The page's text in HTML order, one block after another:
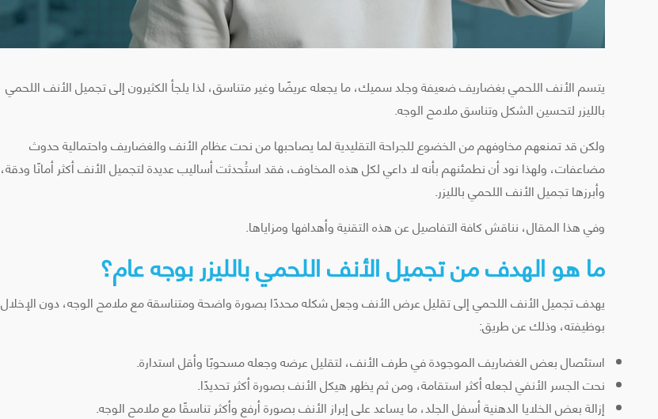
يتسم الأنف اللحمي بغضاريف ضعيفة وجلد سميك، ما يجعله عريضًا وغير متناسق، لذا يلجأ الكثيرون إلى تجميل الأنف اللحمي
بالليزر لتحسين الشكل وتناسق ملامح الوجه.
ولكن قد تمنعهم مخاوفهم من الخضوع للجراحة التقليدية لما يصاحبها من نحت عظام الأنف والغضاريف واحتمالية حدوث
مضاعفات، ولهذا نود أن نطمئنهم بأنه لا داعي لكل هذه المخاوف، فقد استُحدثت أساليب عديدة لتجميل الأنف أكثر أمانًا ودقة،
وأبرزها تجميل الأنف اللحمي بالليزر.
وفي هذا المقال، نناقش كافة التفاصيل عن هذه التقنية وأهدافها ومزاياها.
ما هو الهدف من تجميل الأنف اللحمي بالليزر بوجه عام؟
يهدف تجميل الأنف اللحمي إلى تقليل عرض الأنف وجعل شكله محددًا بصورة واضحة ومتناسقة مع ملامح الوجه، دون الإخلال
بوظيفته، وذلك عن طريق:
استئصال بعض الغضاريف الموجودة في طرف الأنف، لتقليل عرضه وجعله مسحوبًا وأقل استدارة.
نحت الجسر الأنفي لجعله أكثر استقامة، ومن ثم يظهر هيكل الأنف بصورة أكثر تحديدًا.
إزالة بعض الخلايا الدهنية أسفل الجلد، ما يساعد على إبراز الأنف بصورة أرفع وأكثر تناسقًا مع ملامح الوجه.